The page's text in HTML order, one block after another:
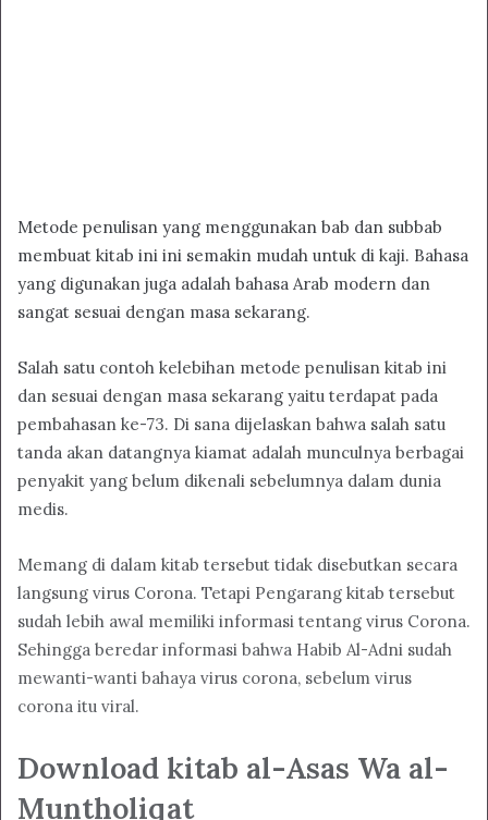
Metode penulisan yang menggunakan bab dan subbab
membuat kitab ini ini semakin mudah untuk di kaji. Bahasa
yang digunakan juga adalah bahasa Arab modern dan
sangat sesuai dengan masa sekarang.
Salah satu contoh kelebihan metode penulisan kitab ini
dan sesuai dengan masa sekarang yaitu terdapat pada
pembahasan ke-73. Di sana dijelaskan bahwa salah satu
tanda akan datangnya kiamat adalah munculnya berbagai
penyakit yang belum dikenali sebelumnya dalam dunia
medis.
Memang di dalam kitab tersebut tidak disebutkan secara
langsung virus Corona. Tetapi Pengarang kitab tersebut
sudah lebih awal memiliki informasi tentang virus Corona.
Sehingga beredar informasi bahwa Habib Al-Adni sudah
mewanti-wanti bahaya virus corona, sebelum virus
corona itu viral.
Download kitab al-Asas Wa al-
Muntholiqat